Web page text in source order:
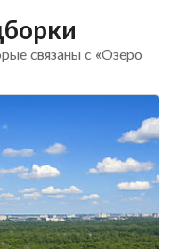
связаны с «Озеро